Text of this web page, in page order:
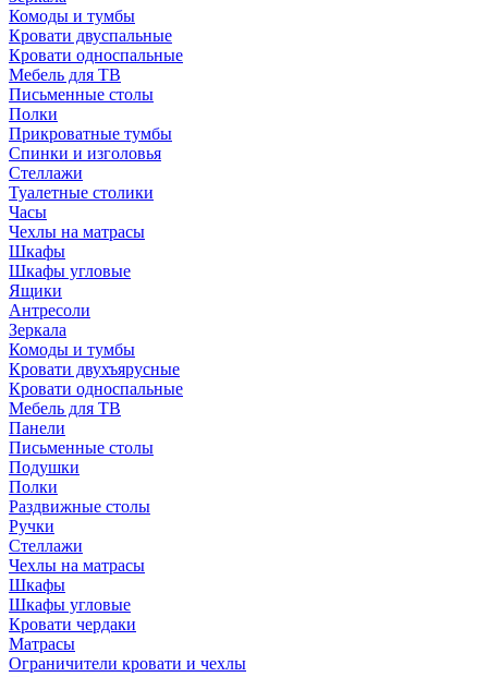
Комоды и тумбы
Кровати двуспальные
Кровати односпальные
Мебель для ТВ
Письменные столы
Полки
Прикроватные тумбы
Спинки и изголовья
Стеллажи
Туалетные столики
Часы
Чехлы на матрасы
Шкафы
Шкафы угловые
Ящики
Антресоли
Зеркала
Комоды и тумбы
Кровати двухъярусные
Кровати односпальные
Мебель для ТВ
Панели
Письменные столы
Подушки
Полки
Раздвижные столы
Ручки
Стеллажи
Чехлы на матрасы
Шкафы
Шкафы угловые
Кровати чердаки
Матрасы
Ограничители кровати и чехлы